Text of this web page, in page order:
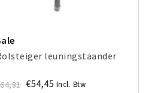
leuningstaander
€54,45 Incl. Btw